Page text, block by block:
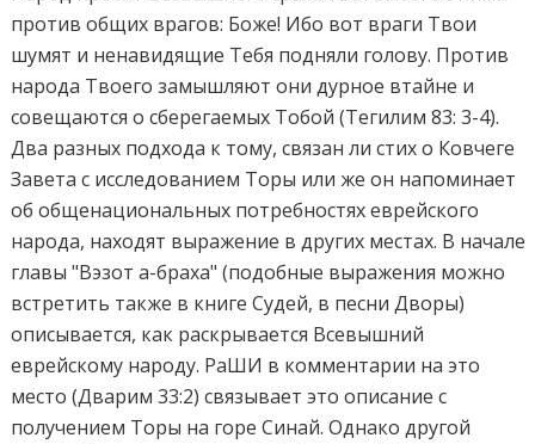
против общих врагов: Боже! Ибо вот враги Твои
шумят и ненавидящие Тебя подняли голову. Против
народа Твоего замышляют они дурное втайне и
совещаются о сберегаемых Тобой (Teгилим 83: 3-4).
Два разных подхода к тому, связан ли стих о Ковчеге
Завета с исследованием Торы или же он напоминает
об общенациональных потребностях еврейского
народа, находят выражение в других местах. В начале
главы "Вэзот а-браха" (подобные выражения можно
встретить также в книге Судей, в песни Дворы)
описывается, как раскрывается Всевышний
еврейскому народу. РаШИ в комментарии на это
место (Дварим 33:2) связывает это описание с
получением Торы на горе Синай. Однако другой